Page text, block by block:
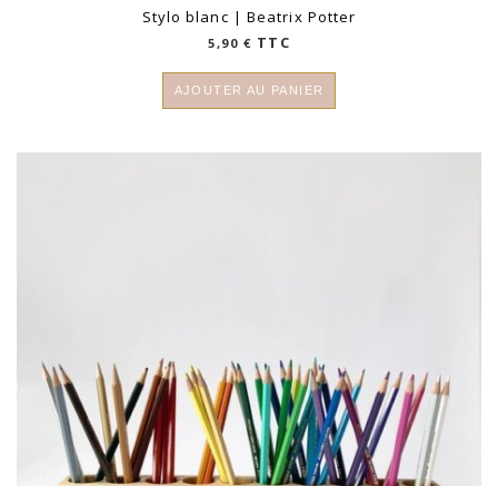
Stylo blanc | Beatrix Potter
5,90 € TTC
AJOUTER AU PANIER